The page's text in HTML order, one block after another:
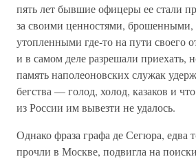
пять лет бывшие офицеры ее стали
за своими ценностями,
утопленными где-то на пути своего
и в самом деле разрешали приехать,
память наполеоновских служак
бегства — голод, холод, казаков и
из России им вывезти не удалось.
Однако фраза графа де Сегюра, едва
прочли в Москве, подвигла на